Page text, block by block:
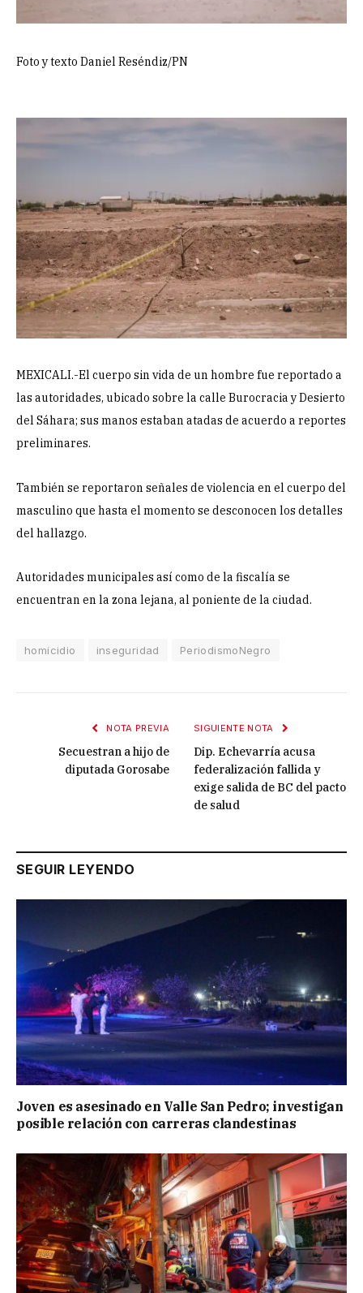
Foto y texto Daniel Reséndiz/PN
MEXICALI.-El cuerpo sin vida de un hombre fue reportado a
las autoridades, ubicado sobre la calle Burocracia y Desierto
del Sáhara; sus manos estaban atadas de acuerdo a reportes
preliminares.
También se reportaron señales de violencia en el cuerpo del
masculino que hasta el momento se desconocen los detalles
del hallazgo.
Autoridades municipales así como de la fiscalía se
encuentran en la zona lejana, al poniente de la ciudad.
homicidio inseguridad PeriodismoNegro
NOTA PREVIA
Secuestran a hijo de
diputada Gorosabe
SIGUIENTE NOTA
Dip. Echevarría acusa
federalización fallida y
exige salida de BC del pacto
de salud
SEGUIR LEYENDO
Joven es asesinado en Valle San Pedro; investigan
posible relación con carreras clandestinas